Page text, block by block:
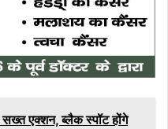
एक्शन, ब्लैक स्पॉट होंगे